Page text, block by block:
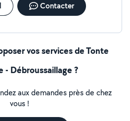
Contacter
vos services de Tonte
- Débroussaillage ?
aux demandes près de chez
vous !